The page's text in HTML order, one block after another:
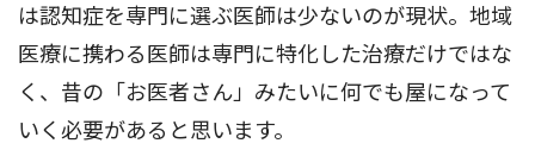
は認知症を専門に選ぶ医師は少ないのが現状。地域
医療に携わる医師は専門に特化した治療だけではな
く、昔の「お医者さん」みたいに何でも屋になって
いく必要があると思います。